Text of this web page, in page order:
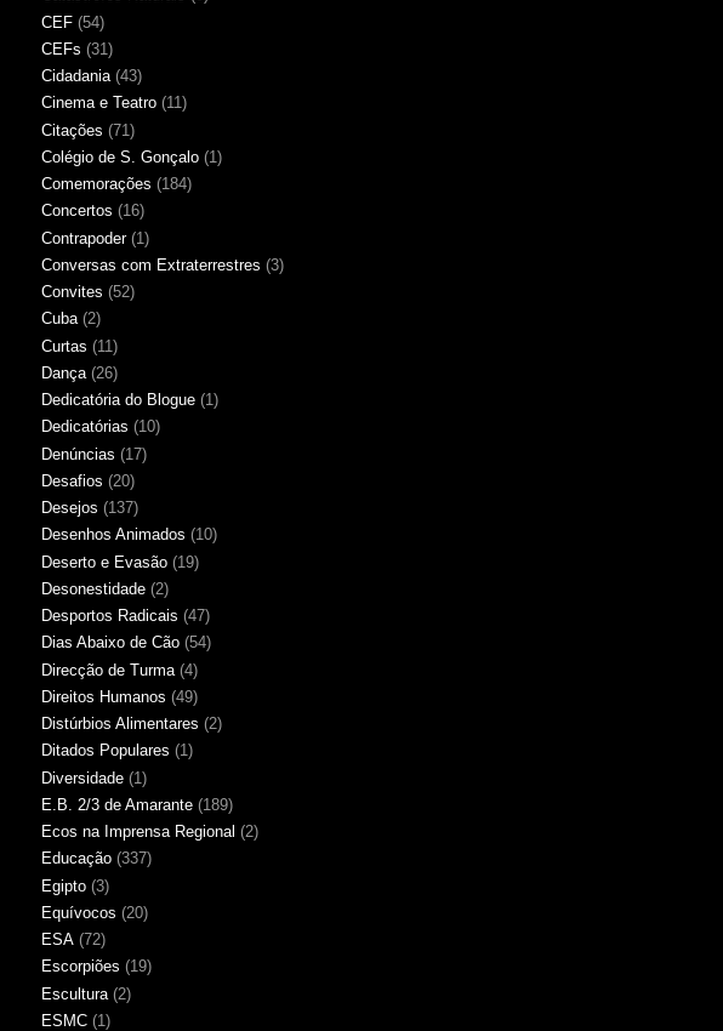
CEF (54)
CEFs (31)
Cidadania (43)
Cinema e Teatro (11)
Citações (71)
Colégio de S. Gonçalo (1)
Comemorações (184)
Concertos (16)
Contrapoder (1)
Conversas com Extraterrestres (3)
Convites (52)
Cuba (2)
Curtas (11)
Dança (26)
Dedicatória do Blogue (1)
Dedicatórias (10)
Denúncias (17)
Desafios (20)
Desejos (137)
Desenhos Animados (10)
Deserto e Evasão (19)
Desonestidade (2)
Desportos Radicais (47)
Dias Abaixo de Cão (54)
Direcção de Turma (4)
Direitos Humanos (49)
Distúrbios Alimentares (2)
Ditados Populares (1)
Diversidade (1)
E.B. 2/3 de Amarante (189)
Ecos na Imprensa Regional (2)
Educação (337)
Egipto (3)
Equívocos (20)
ESA (72)
Escorpiões (19)
Escultura (2)
ESMC (1)